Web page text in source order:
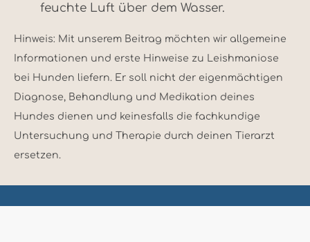
feuchte Luft über dem Wasser.
Hinweis: Mit unserem Beitrag möchten wir allgemeine
Informationen und erste Hinweise zu Leishmaniose
bei Hunden liefern. Er soll nicht der eigenmächtigen
Diagnose, Behandlung und Medikation deines
Hundes dienen und keinesfalls die fachkundige
Untersuchung und Therapie durch deinen Tierarzt
ersetzen.